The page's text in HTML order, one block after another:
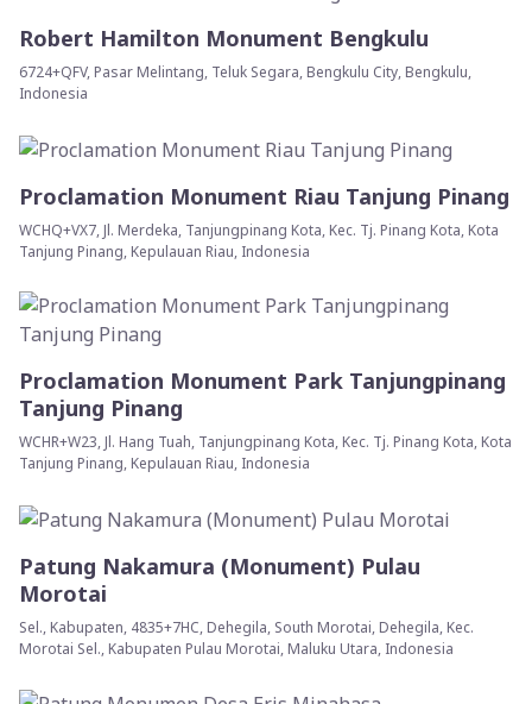
Robert Hamilton Monument Bengkulu
6724+QFV, Pasar Melintang, Teluk Segara, Bengkulu City, Bengkulu,
Indonesia
Proclamation Monument Riau Tanjung Pinang
WCHQ+VX7, Jl. Merdeka, Tanjungpinang Kota, Kec. Tj. Pinang Kota, Kota
Tanjung Pinang, Kepulauan Riau, Indonesia
Proclamation Monument Park Tanjungpinang
Tanjung Pinang
WCHR+W23, Jl. Hang Tuah, Tanjungpinang Kota, Kec. Tj. Pinang Kota, Kota
Tanjung Pinang, Kepulauan Riau, Indonesia
Patung Nakamura (Monument) Pulau
Morotai
Sel., Kabupaten, 4835+7HC, Dehegila, South Morotai, Dehegila, Kec.
Morotai Sel., Kabupaten Pulau Morotai, Maluku Utara, Indonesia